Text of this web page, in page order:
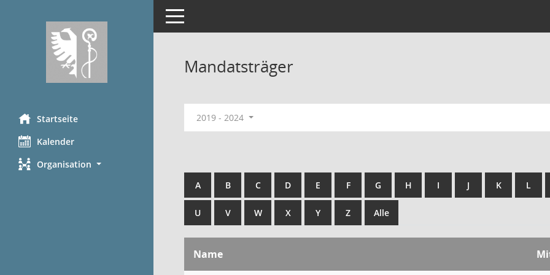
Startseite
Kalender
Organisation
Toggle navigation
Mandatsträger
2019 - 2024
A B C D E F G H I J K L
U V W X Y Z Alle
Name